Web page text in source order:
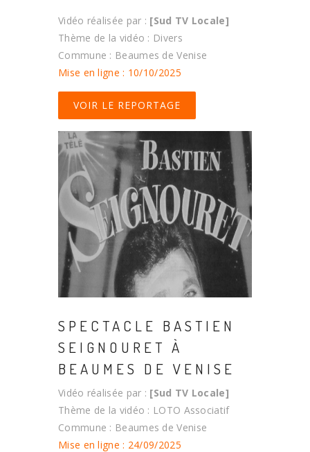
Vidéo réalisée par : [Sud TV Locale]
Thème de la vidéo : Divers
Commune : Beaumes de Venise
Mise en ligne : 10/10/2025
VOIR LE REPORTAGE
SPECTACLE BASTIEN
SEIGNOURET À
BEAUMES DE VENISE
Vidéo réalisée par : [Sud TV Locale]
Thème de la vidéo : LOTO Associatif
Commune : Beaumes de Venise
Mise en ligne : 24/09/2025